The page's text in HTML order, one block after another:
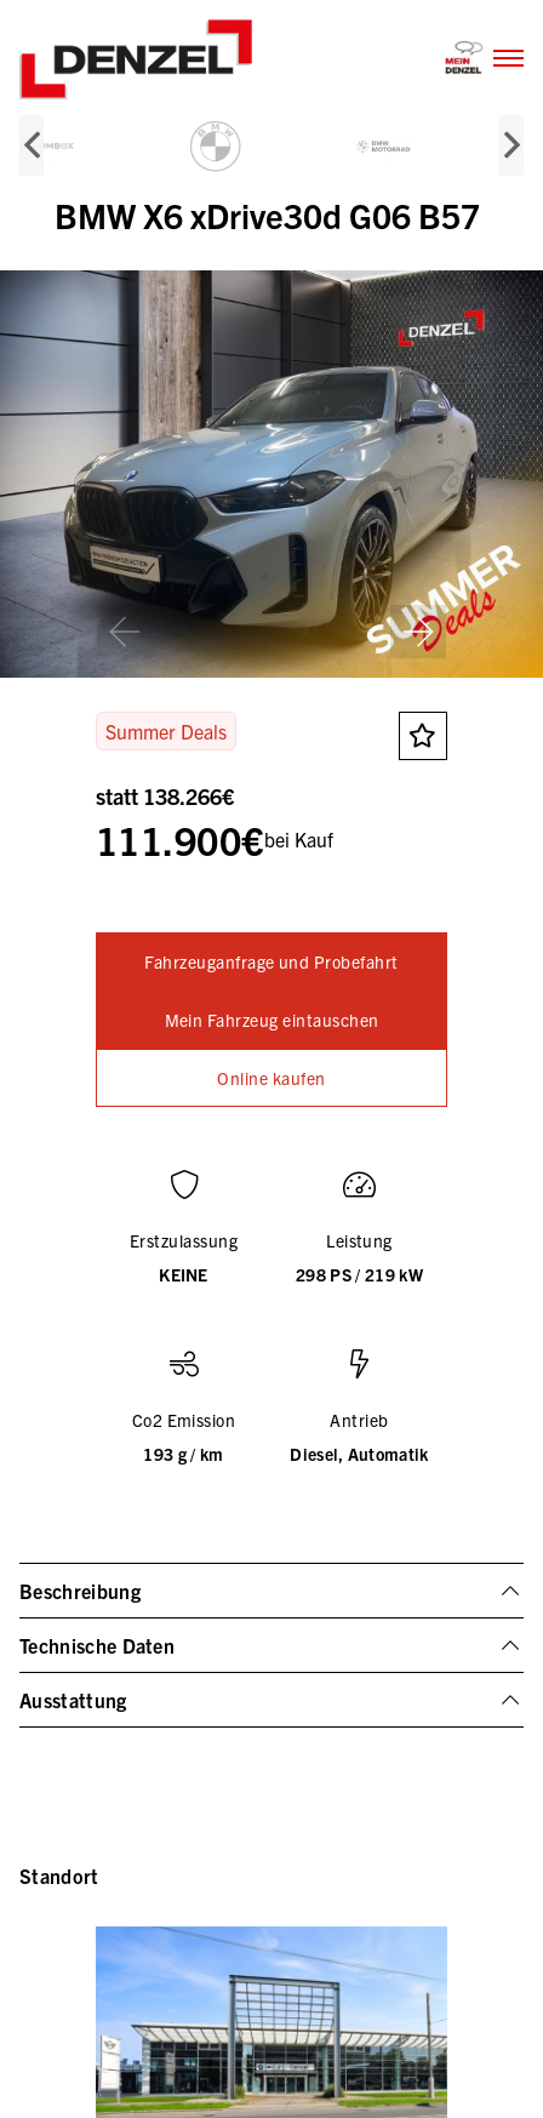
Inhalt
BMW X6 xDrive30d G06 B57
Summer Deals
statt 138.266€
111.900€bei Kauf
Fahrzeuganfrage und Probefahrt
Mein Fahrzeug eintauschen
Online kaufen
Erstzulassung
KEINE
Leistung
298 PS / 219 kW
Co2 Emission
193 g / km
Antrieb
Diesel, Automatik
Beschreibung
Technische Daten
Ausstattung
Standort